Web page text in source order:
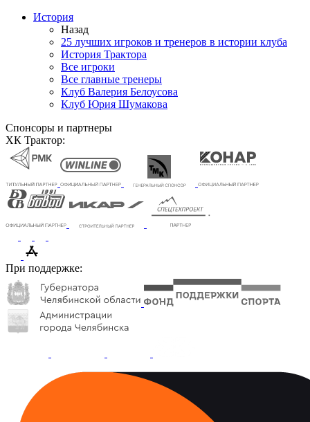
История
Назад
25 лучших игроков и тренеров в истории клуба
История Трактора
Все игроки
Все главные тренеры
Клуб Валерия Белоусова
Клуб Юрия Шумакова
Спонсоры и партнеры
ХК Трактор:
При поддержке: